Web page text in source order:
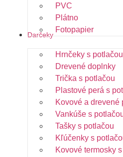
PVC
Plátno
Fotopapier
Darčeky
Hrnčeky s potlačou
Drevené doplnky
Trička s potlačou
Plastové perá s
Kovové a drevené
Vankúše s
Tašky s potlačou
Kľúčenky s
Kovové termosky